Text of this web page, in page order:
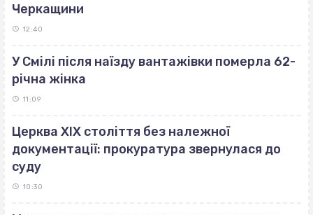
Черкащини
12:40
У Смілі після наїзду вантажівки померла 62-
річна жінка
11:09
Церква ХІХ століття без належної
документації: прокуратура звернулася до
суду
10:30